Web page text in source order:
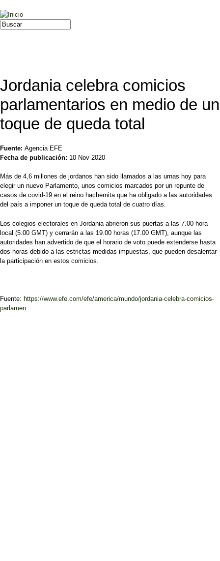
Jump to navigation
Formulario de búsqueda
Buscar
Jordania celebra comicios
parlamentarios en medio de un
toque de queda total
Fuente: Agencia EFE
Fecha de publicación: 10 Nov 2020
Más de 4,6 millones de jordanos han sido llamados a las urnas hoy para
elegir un nuevo Parlamento, unos comicios marcados por un repunte de
casos de covid-19 en el reino hachemita que ha obligado a las autoridades
del país a imponer un toque de queda total de cuatro días.
Los colegios electorales en Jordania abrieron sus puertas a las 7.00 hora
local (5.00 GMT) y cerrarán a las 19.00 horas (17.00 GMT), aunque las
autoridades han advertido de que el horario de voto puede extenderse hasta
dos horas debido a las estrictas medidas impuestas, que pueden desalentar
la participación en estos comicios.
Fuente: https://www.efe.com/efe/america/mundo/jordania-celebra-comicios-
parlamen...